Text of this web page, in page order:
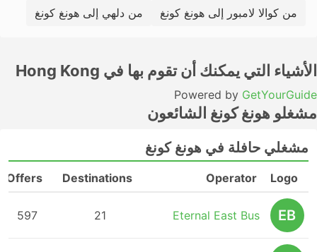
من كوالا لامبور إلى هونغ كونغ
من دلهي إلى هونغ كونغ
الأشياء التي يمكنك أن تقوم بها في Hong Kong
Powered by GetYourGuide
مشغلو هونغ كونغ الشائعون
مشغلي حافلة في هونغ كونغ
Logo
Operator
Destinations
Offers
EB
Eternal East Bus
21
597